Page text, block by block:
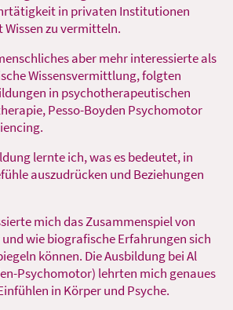
in privaten Institutionen
zu vermitteln.
aber mehr interessierte als
Wissensvermittlung, folgten
in psychotherapeutischen
Pesso-Boyden Psychomotor
lernte ich, was es bedeutet, in
auszudrücken und Beziehungen
mich das Zusammenspiel von
wie biografische Erfahrungen sich
können. Die Ausbildung bei Al
Psychomotor) lehrten mich genaues
in Körper und Psyche.